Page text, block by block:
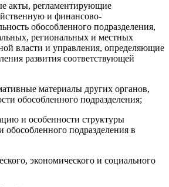
акты, регламентирующие
и финансово-
обособленного подразделения,
региональных и местных
власти и управления, определяющие
развития соответствующей
материалы других органов,
обособленного подразделения;
и особенности структуры
обособленного подразделения в
экономического и социального